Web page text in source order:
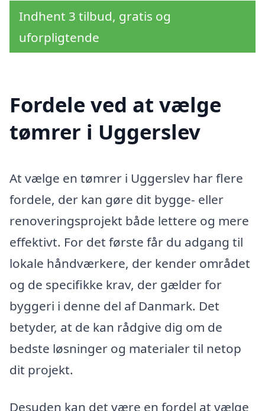
Indhent 3 tilbud, gratis og
uforpligtende
Fordele ved at vælge
tømrer i Uggerslev
At vælge en tømrer i Uggerslev har flere
fordele, der kan gøre dit bygge- eller
renoveringsprojekt både lettere og mere
effektivt. For det første får du adgang til
lokale håndværkere, der kender området
og de specifikke krav, der gælder for
byggeri i denne del af Danmark. Det
betyder, at de kan rådgive dig om de
bedste løsninger og materialer til netop
dit projekt.
Desuden kan det være en fordel at vælge